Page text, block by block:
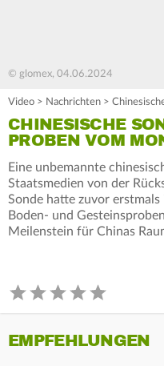
© glomex, 04.06.2024
Video > Nachrichten >
CHINESISCHE
PROBEN VOM
Eine unbemannte
Staatsmedien von der
Sonde hatte zuvor
Boden- und
Meilenstein für Chinas
EMPFEHLUNGEN